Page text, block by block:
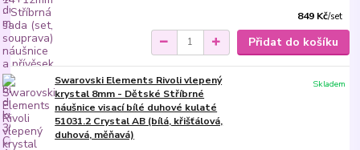
849 Kč/set
Přidat do košíku
Swarovski Elements Rivoli vlepený
krystal 8mm - Dětské Stříbrné
náušnice visací bílé duhové kulaté
51031.2 Crystal AB (bílá, křišťálová,
duhová, měňavá)
Skladem